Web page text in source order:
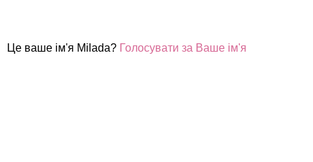
Це ваше ім'я Milada? Голосувати за Ваше ім'я